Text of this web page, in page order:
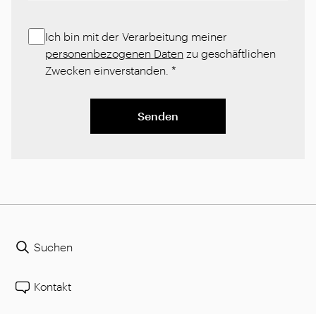
Ich bin mit der Verarbeitung meiner
personenbezogenen Daten zu geschäftlichen
Zwecken einverstanden. *
Senden
Suchen
Kontakt